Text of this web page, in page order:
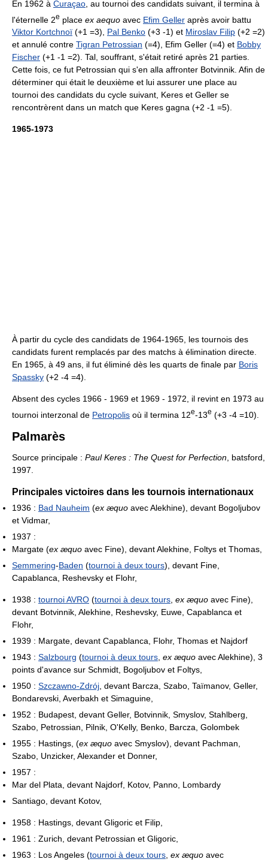
En 1962 à Curaçao , au tournoi des candidats suivant, il termina à
l'éternelle 2e place ex aequo avec Efim Geller après avoir battu
Viktor Kortchnoï (+1 =3), Pal Benko (+3 -1) et Miroslav Filip (+2 =2)
et annulé contre Tigran Petrossian (=4), Efim Geller (=4) et Bobby
Fischer (+1 -1 =2). Tal, souffrant, s'était retiré après 21 parties.
Cette fois, ce fut Petrossian qui s'en alla affronter Botvinnik. Afin de
déterminer qui était le deuxième et lui assurer une place au
tournoi des candidats du cycle suivant, Keres et Geller se
rencontrèrent dans un match que Keres gagna (+2 -1 =5).
1965-1973
À partir du cycle des candidats de 1964-1965, les tournois des
candidats furent remplacés par des matchs à élimination directe.
En 1965, à 49 ans, il fut éliminé dès les quarts de finale par Boris
Spassky (+2 -4 =4).
Absent des cycles 1966 - 1969 et 1969 - 1972, il revint en 1973 au
tournoi interzonal de Petropolis où il termina 12e-13e (+3 -4 =10).
Palmarès
Source principale : Paul Keres : The Quest for Perfection , batsford,
1997.
Principales victoires dans les tournois internationaux
1936 : Bad Nauheim (ex æquo avec Alekhine), devant Bogoljubov
et Vidmar,
1937 :
Margate (ex æquo avec Fine), devant Alekhine, Foltys et Thomas,
Semmering-Baden (tournoi à deux tours), devant Fine,
Capablanca, Reshevsky et Flohr,
1938 : tournoi AVRO (tournoi à deux tours ex æquo avec Fine),
devant Botvinnik, Alekhine, Reshevsky, Euwe, Capablanca et
Flohr,
1939 : Margate, devant Capablanca, Flohr, Thomas et Najdorf
1943 : Salzbourg (tournoi à deux tours ex æquo avec Alekhine), 3
points d'avance sur Schmidt, Bogoljubov et Foltys,
1950 : Szczawno-Zdrój , devant Barcza, Szabo, Taïmanov, Geller,
Bondarevski, Averbakh et Simaguine,
1952 : Budapest, devant Geller, Botvinnik, Smyslov, Stahlberg,
Szabo, Petrossian, Pilnik, O'Kelly, Benko, Barcza, Golombek
1955 : Hastings, (ex æquo avec Smyslov), devant Pachman,
Szabo, Unzicker, Alexander et Donner,
1957 :
Mar del Plata, devant Najdorf, Kotov, Panno, Lombardy
Santiago, devant Kotov,
1958 : Hastings, devant Gligoric et Filip,
1961 : Zurich, devant Petrossian et Gligoric,
1963 : Los Angeles (tournoi à deux tours ex æquo avec